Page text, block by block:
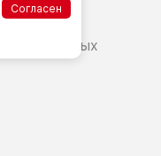
Согласен